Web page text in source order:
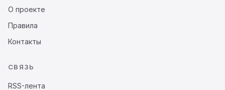
О проекте
Правила
Контакты
СВЯЗЬ
RSS-лента